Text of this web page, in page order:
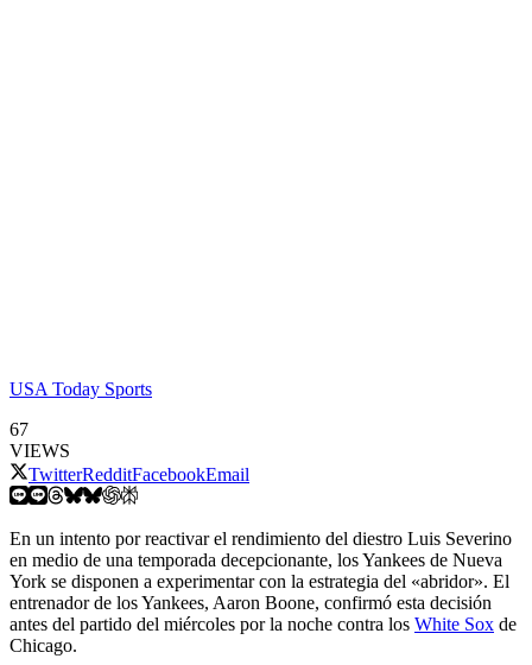
USA Today Sports
67
VIEWS
TwitterRedditFacebookEmail
En un intento por reactivar el rendimiento del diestro Luis Severino
en medio de una temporada decepcionante, los Yankees de Nueva
York se disponen a experimentar con la estrategia del «abridor». El
entrenador de los Yankees, Aaron Boone, confirmó esta decisión
antes del partido del miércoles por la noche contra los White Sox de
Chicago.